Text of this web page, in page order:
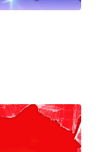
佈 - Sep 9, 2025